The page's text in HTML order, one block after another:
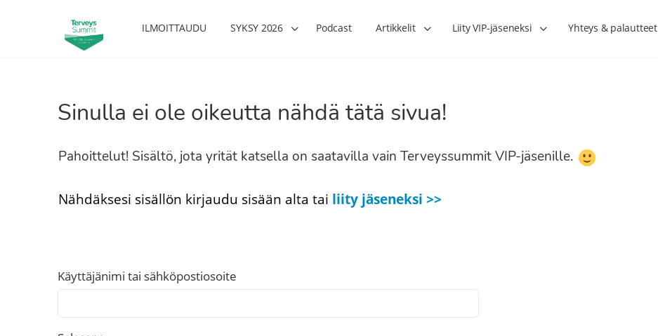
ILMOITTAUDU SYKSY 2026 Podcast Artikkelit Liity VIP-jäseneksi Yhteys & palautteet
Sinulla ei ole oikeutta nähdä tätä sivua!
Pahoittelut! Sisältö, jota yrität katsella on saatavilla vain Terveyssummit VIP-jäsenille.
Nähdäksesi sisällön kirjaudu sisään alta tai liity jäseneksi >>
Käyttäjänimi tai sähköpostiosoite